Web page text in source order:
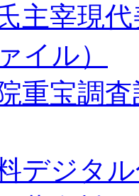
主宰現
イル）
重宝調
デジタ